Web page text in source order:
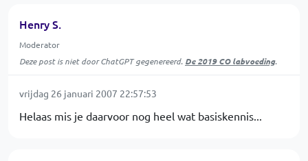
Henry S.
Moderator
Deze post is niet door ChatGPT gegenereerd. De 2019 CO labvoeding.
vrijdag 26 januari 2007 22:57:53
Helaas mis je daarvoor nog heel wat basiskennis...